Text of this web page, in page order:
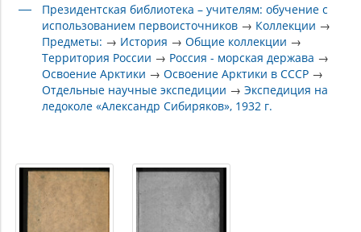
Президентская библиотека – учителям: обучение с
использованием первоисточников → Коллекции →
Предметы: → История →Общие коллекции →
Территория России → Россия - морская держава →
Освоение Арктики →Освоение Арктики в СССР →
Отдельные научные экспедиции →Экспедиция на
ледоколе «Александр Сибиряков», 1932 г.